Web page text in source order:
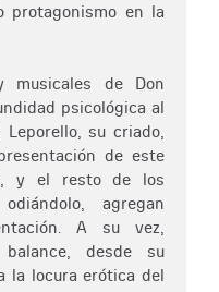
protagonismo en la
musicales de Don
psicológica al
Leporello, su criado,
de este
y el resto de los
agregan
A su vez,
desde su
la locura erótica del